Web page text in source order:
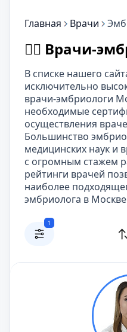
Главная Врачи
👨‍⚕️ Врачи-
В списке нашего
исключительно
врачи-эмбриологи
необходимые
осуществления
Большинство
медицинских наук и
с огромным стажем
рейтинги врачей
наиболее
эмбриолога в
1